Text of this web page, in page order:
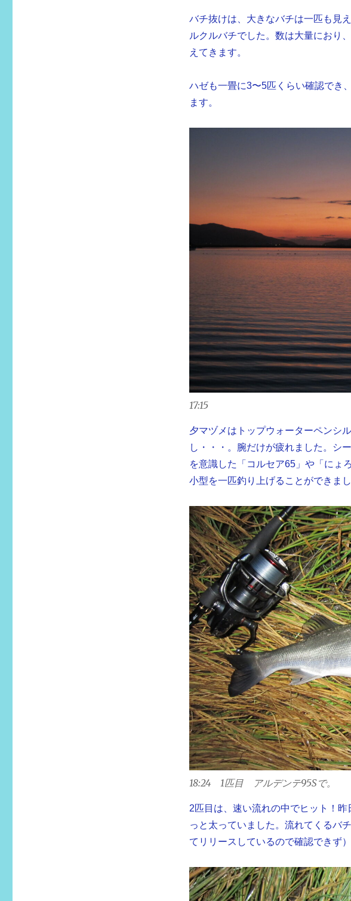
バチ抜けは、大きなバチは一匹も見
ルクルバチでした。数は大量におり
えてきます。
ハゼも一畳に3〜5匹くらい確認でき
ます。
17:15
夕マヅメはトップウォーターペンシ
し・・・。腕だけが疲れました。シ
を意識した「コルセア65」や「にょ
小型を一匹釣り上げることができまし
18:24 1匹目 アルデンテ95Sで。
2匹目は、速い流れの中でヒット！
っと太っていました。流れてくるバ
てリリースしているので確認できず）